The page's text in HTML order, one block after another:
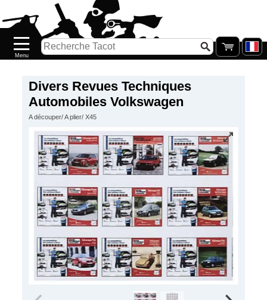
Divers Revues Techniques
Automobiles Volkswagen
A découper/ A plier/ X45
Nouveautés
Catalogue/Stock
PETITS
Réassort
Seconde